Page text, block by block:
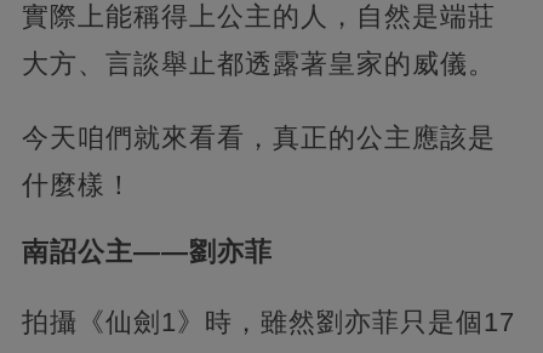
實際上能稱得上公主的人，自然是端莊
大方、言談舉止都透露著皇家的威儀。
今天咱們就來看看，真正的公主應該是
什麼樣！
南詔公主——劉亦菲
拍攝《仙劍1》時，雖然劉亦菲只是個17